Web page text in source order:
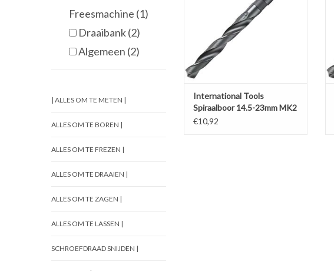
Freesmachine (1)
Draaibank(2)
Algemeen (2)
| ALLES OM TE METEN |
ALLES OM TE BOREN |
ALLES OM TE FREZEN |
ALLES OM TE DRAAIEN |
ALLES OM TE ZAGEN |
ALLES OM TE LASSEN |
SCHROEFDRAAD SNIJDEN |
International Tools
Spiraalboor 14.5-23mm MK2
€10,92